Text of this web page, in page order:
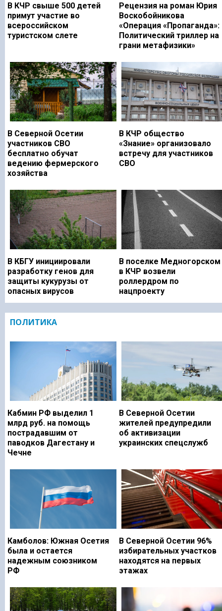
В КЧР свыше 500 детей
примут участие во
всероссийском
туристском слете
Рецензия на роман Юрия
Воскобойникова
«Операция «Пропаганда»:
Политический триллер на
грани метафизики»
В Северной Осетии
участников СВО
бесплатно обучат
ведению фермерского
хозяйства
В КЧР общество
«Знание» организовало
встречу для участников
СВО
В КБГУ инициировали
разработку генов для
защиты кукурузы от
опасных вирусов
В поселке Медногорском
в КЧР возвели
роллердром по
нацпроекту
ПОЛИТИКА
Кабмин РФ выделил 1
млрд руб. на помощь
пострадавшим от
паводков Дагестану и
Чечне
В Северной Осетии
жителей предупредили
об активизации
украинских спецслужб
Камболов: Южная Осетия
была и остается
надежным союзником
РФ
В Северной Осетии 96%
избирательных участков
находятся на первых
этажах